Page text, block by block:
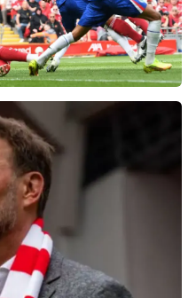
обыграть нынешний